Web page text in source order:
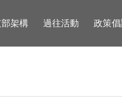
架構 過往活動 政策